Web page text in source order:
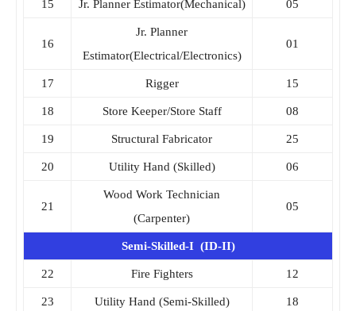
15 Jr. Planner Estimator(Mechanical) 05
16
Jr. Planner
Estimator(Electrical/Electronics)
01
17 Rigger 15
18 Store Keeper/Store Staff 08
19 Structural Fabricator 25
20 Utility Hand (Skilled) 06
21
Wood Work Technician
(Carpenter)
05
Semi-Skilled-I (ID-II)
22 Fire Fighters 12
23 Utility Hand (Semi-Skilled) 18